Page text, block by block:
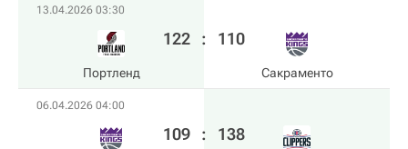
13.04.2026 03:30
Портленд
122 : 110
Сакраменто
06.04.2026 04:00
109 : 138